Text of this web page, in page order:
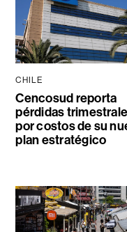
CHILE
Cencosud reporta
pérdidas
por costos de su
plan estratégico